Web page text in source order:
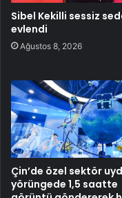
Sibel Kekilli sessiz
evlendi
Ağustos 8, 2026
Çin’de özel sektör
yörüngede 1,5 saatte